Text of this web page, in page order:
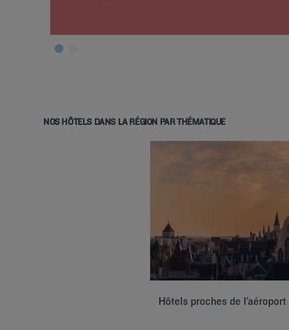
NOS HÔTELS DANS LA RÉGION PAR THÉMATIQUE
Hôtels proches de l’aéroport